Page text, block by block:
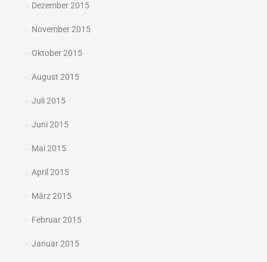
Dezember 2015
November 2015
Oktober 2015
August 2015
Juli 2015
Juni 2015
Mai 2015
April 2015
März 2015
Februar 2015
Januar 2015